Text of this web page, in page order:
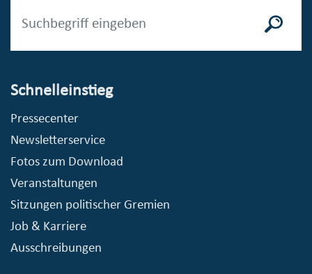
Schnelleinstieg
Pressecenter
Newsletterservice
Fotos zum Download
Veranstaltungen
Sitzungen politischer Gremien
Job & Karriere
Ausschreibungen